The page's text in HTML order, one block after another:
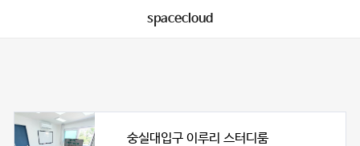
spacecloud
숭실대입구 이루리 스터디룸